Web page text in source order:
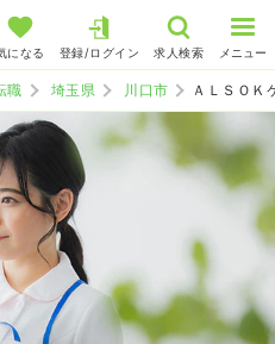
になる 登録/ログイン 求人検索 メニュー
職 埼玉県 川口市 ＡＬＳＯＫ